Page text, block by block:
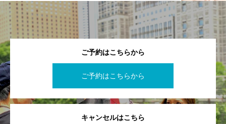
ご予約はこちらから
ご予約はこちらから
キャンセルはこちら